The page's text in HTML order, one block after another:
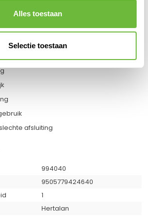
Alles toestaan
Selectie toestaan
afsluiting
994040
9505779424640
1
Hertalan
EPDM-materialen. Ze zorgen voor een
van je gereedschap.​